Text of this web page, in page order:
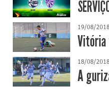
19/08/2018
Vitória
18/08/2018
A